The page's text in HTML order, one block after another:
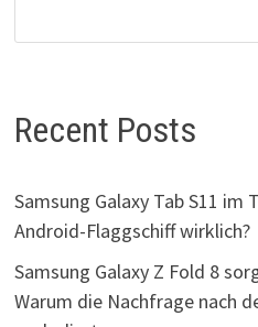
Recent Posts
Samsung Galaxy Tab S11 im
Android-Flaggschiff wirklich?
Samsung Galaxy Z Fold 8
Warum die Nachfrage nach